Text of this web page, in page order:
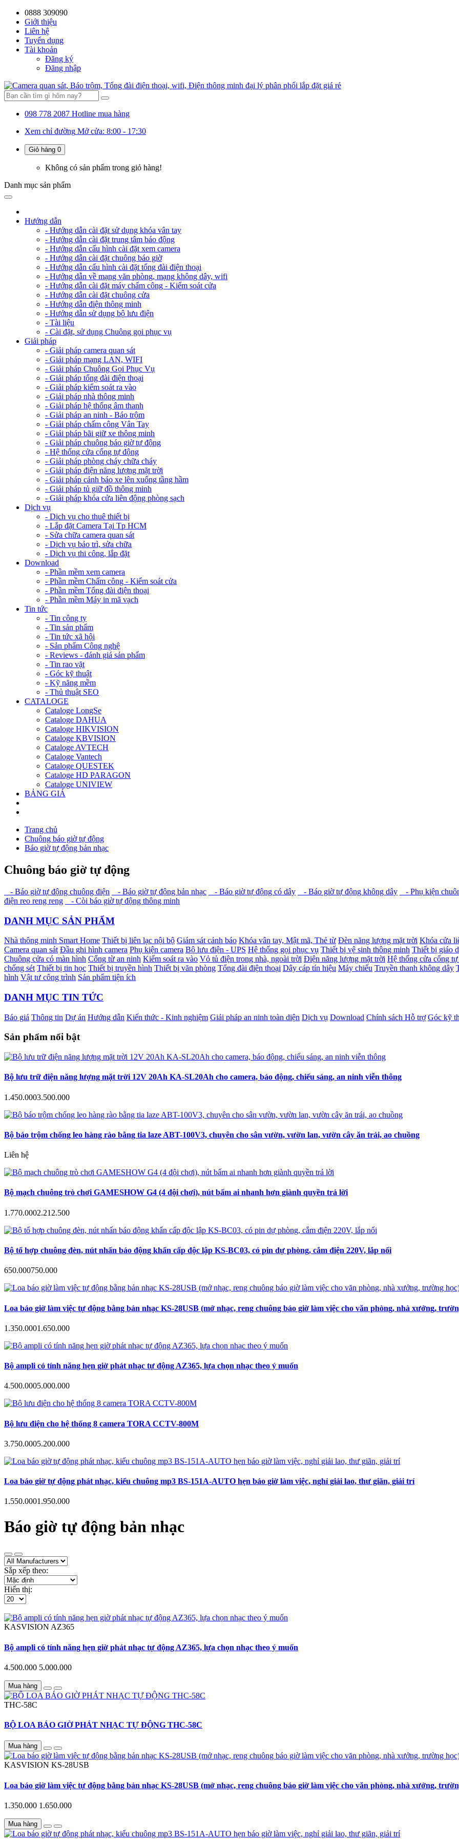
0888 309090
Giới thiệu
Liên hệ
Tuyển dụng
Tài khoản
Đăng ký
Đăng nhập
098 778 2087 Hotline mua hàng
Xem chỉ đường Mở cửa: 8:00 - 17:30
Giỏ hàng 0
Không có sản phẩm trong giỏ hàng!
Danh mục sản phẩm
Hướng dẫn
- Hướng dẫn cài đặt sử dụng khóa vân tay
- Hướng dẫn cài đặt trung tâm báo động
- Hướng dẫn cấu hình cài đặt xem camera
- Hướng dẫn cài đặt chuông báo giờ
- Hướng dẫn cấu hình cài đặt tổng đài điện thoại
- Hướng dẫn về mạng văn phòng, mạng không dây, wifi
- Hướng dẫn cài đặt máy chấm công - Kiểm soát cửa
- Hướng dẫn cài đặt chuông cửa
- Hướng dẫn điện thông minh
- Hướng dẫn sử dụng bộ lưu điện
- Tài liệu
- Cài đặt, sử dụng Chuông gọi phục vụ
Giải pháp
- Giải pháp camera quan sát
- Giải pháp mạng LAN, WIFI
- Giải pháp Chuông Gọi Phục Vụ
- Giải pháp tổng đài điện thoại
- Giải pháp kiểm soát ra vào
- Giải pháp nhà thông minh
- Giải pháp hệ thống âm thanh
- Giải pháp an ninh - Báo trộm
- Giải pháp chấm công Vân Tay
- Giải pháp bãi giữ xe thông minh
- Giải pháp chuông báo giờ tự động
- Hệ thống cửa cổng tự động
- Giải pháp phòng cháy chữa cháy
- Giải pháp điện năng lượng mặt trời
- Giải pháp cảnh báo xe lên xuống tầng hầm
- Giải pháp tủ giữ đồ thông minh
- Giải pháp khóa cửa liên động phòng sạch
Dịch vụ
- Dịch vụ cho thuê thiết bị
- Lắp đặt Camera Tại Tp HCM
- Sửa chữa camera quan sát
- Dịch vụ bảo trì, sửa chữa
- Dịch vụ thi công, lắp đặt
Download
- Phần mềm xem camera
- Phần mềm Chấm công - Kiểm soát cửa
- Phần mềm Tổng đài điện thoại
- Phần mềm Máy in mã vạch
Tin tức
- Tin công ty
- Tin sản phẩm
- Tin tức xã hội
- Sản phẩm Công nghệ
- Reviews - đánh giá sản phẩm
- Tin rao vặt
- Góc kỹ thuật
- Kỹ năng mềm
- Thủ thuật SEO
CATALOGE
Cataloge LongSe
Cataloge DAHUA
Cataloge HIKVISION
Cataloge KBVISION
Cataloge AVTECH
Cataloge Vantech
Cataloge QUESTEK
Cataloge HD PARAGON
Cataloge UNIVIEW
BẢNG GIÁ
Trang chủ
Chuông báo giờ tự động
Báo giờ tự động bản nhạc
Chuông báo giờ tự động
- Báo giờ tự động chuông điện - Báo giờ tự động bản nhạc - Báo giờ tự động có dây - Báo giờ tự động không dây - Phụ kiện
điện reo reng reng
- Còi báo giờ tự động thông minh
DANH MỤC SẢN PHẨM
Nhà thông minh Smart Home Thiết bị liên lạc nội bộ Giám sát cảnh báo Khóa vân tay, Mật mã, Thẻ từ Đèn năng lượng mặt trời Khóa cửa
Camera quan sát Đầu ghi hình camera Phụ kiện camera Bộ lưu điện - UPS Hệ thống gọi phục vụ Thiết bị vệ sinh thông minh Thiết bị giáo
Chuông cửa có màn hình Cổng từ an ninh Kiểm soát ra vào Vỏ tủ điện trong nhà, ngoài trời Điện năng lượng mặt trời Hệ thống cửa cổng
chống sét Thiết bị tin học Thiết bị truyền hình Thiết bị văn phòng Tổng đài điện thoại Dây cáp tín hiệu Máy chiếu Truyền thanh không dây
hình Vật tư công trình Sản phẩm tiện ích
DANH MỤC TIN TỨC
Báo giá Thông tin Dự án Hướng dẫn Kiến thức - Kinh nghiệm Giải pháp an ninh toàn diện Dịch vụ Download Chính sách Hỗ trợ Góc kỹ
Sản phẩm nổi bật
Bộ lưu trữ điện năng lượng mặt trời 12V 20Ah KA-SL20Ah cho camera, báo động, chiếu sáng, an ninh viễn thông
1.450.0003.500.000
Bộ báo trộm chống leo hàng rào bằng tia laze ABT-100V3, chuyên cho sân vườn, vườn lan, vườn cây ăn trái, ao chuồng
Liên hệ
Bộ mạch chuông trò chơi GAMESHOW G4 (4 đội chơi), nút bấm ai nhanh hơn giành quyền trả lời
1.770.0002.212.500
Bộ tổ hợp chuông đèn, nút nhấn báo động khẩn cấp độc lập KS-BC03, có pin dự phòng, cắm điện 220V, lắp nổi
650.000750.000
Loa báo giờ làm việc tự động bằng bản nhạc KS-28USB (mở nhạc, reng chuông báo giờ làm việc cho văn phòng, nhà xưởng,
1.350.0001.650.000
Bộ ampli có tính năng hẹn giờ phát nhạc tự động AZ365, lựa chọn nhạc theo ý muốn
4.500.0005.000.000
Bộ lưu điện cho hệ thống 8 camera TORA CCTV-800M
3.750.0005.200.000
Loa báo giờ tự động phát nhạc, kiểu chuông mp3 BS-151A-AUTO hẹn báo giờ làm việc, nghỉ giải lao, thư giãn, giải trí
1.550.0001.950.000
Báo giờ tự động bản nhạc
Sắp xếp theo:
Hiển thị:
KASVISION AZ365
Bộ ampli có tính năng hẹn giờ phát nhạc tự động AZ365, lựa chọn nhạc theo ý muốn
4.500.000 5.000.000
Mua hàng
THC-58C
BỘ LOA BÁO GIỜ PHÁT NHẠC TỰ ĐỘNG THC-58C
Mua hàng
KASVISION KS-28USB
Loa báo giờ làm việc tự động bằng bản nhạc KS-28USB (mở nhạc, reng chuông báo giờ làm việc cho văn phòng, nhà xưởng,
1.350.000 1.650.000
Mua hàng